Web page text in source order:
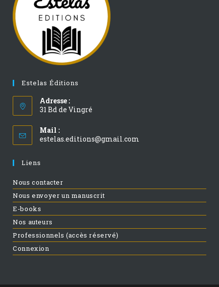
Estelas Éditions
Adresse :
31 Bd de Vingré
Mail :
estelas.editions@gmail.com
Liens
Nous contacter
Nous envoyer un manuscrit
E-books
Nos auteurs
Professionnels (accès réservé)
Connexion